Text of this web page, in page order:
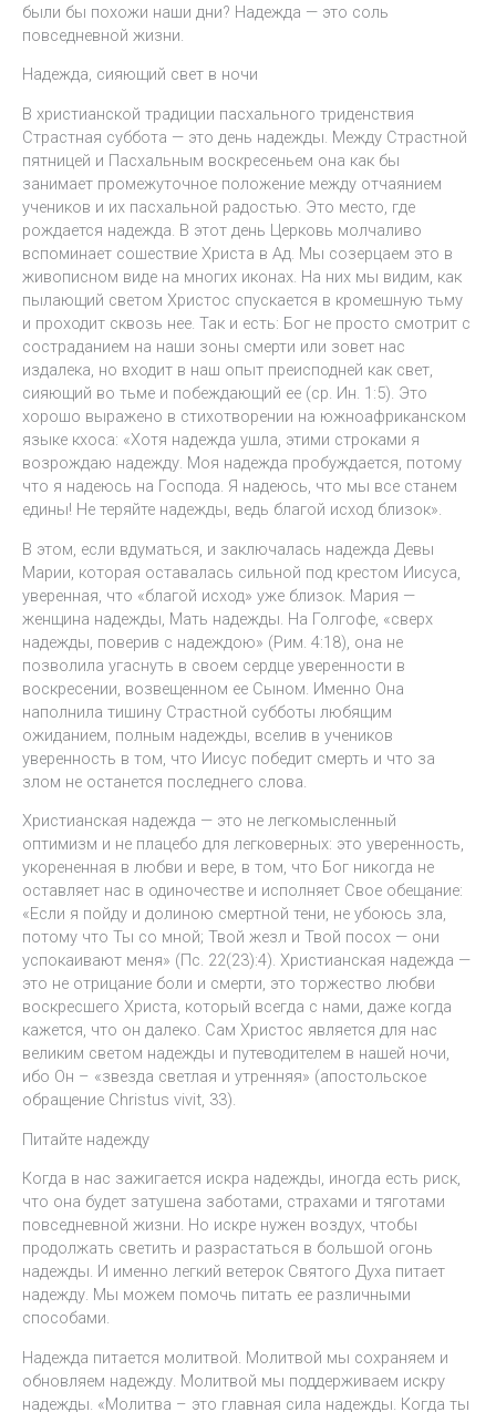
были бы похожи наши дни? Надежда — это соль
повседневной жизни.
Надежда, сияющий свет в ночи
В христианской традиции пасхального триденствия
Страстная суббота — это день надежды. Между Страстной
пятницей и Пасхальным воскресеньем она как бы
занимает промежуточное положение между отчаянием
учеников и их пасхальной радостью. Это место, где
рождается надежда. В этот день Церковь молчаливо
вспоминает сошествие Христа в Ад. Мы созерцаем это в
живописном виде на многих иконах. На них мы видим, как
пылающий светом Христос спускается в кромешную тьму
и проходит сквозь нее. Так и есть: Бог не просто смотрит с
состраданием на наши зоны смерти или зовет нас
издалека, но входит в наш опыт преисподней как свет,
сияющий во тьме и побеждающий ее (ср. Ин. 1:5). Это
хорошо выражено в стихотворении на южноафриканском
языке кхоса: «Хотя надежда ушла, этими строками я
возрождаю надежду. Моя надежда пробуждается, потому
что я надеюсь на Господа. Я надеюсь, что мы все станем
едины! Не теряйте надежды, ведь благой исход близок».
В этом, если вдуматься, и заключалась надежда Девы
Марии, которая оставалась сильной под крестом Иисуса,
уверенная, что «благой исход» уже близок. Мария —
женщина надежды, Мать надежды. На Голгофе, «сверх
надежды, поверив с надеждою» (Рим. 4:18), она не
позволила угаснуть в своем сердце уверенности в
воскресении, возвещенном ее Сыном. Именно Она
наполнила тишину Страстной субботы любящим
ожиданием, полным надежды, вселив в учеников
уверенность в том, что Иисус победит смерть и что за
злом не останется последнего слова.
Христианская надежда — это не легкомысленный
оптимизм и не плацебо для легковерных: это уверенность,
укорененная в любви и вере, в том, что Бог никогда не
оставляет нас в одиночестве и исполняет Свое обещание:
«Если я пойду и долиною смертной тени, не убоюсь зла,
потому что Ты со мной; Твой жезл и Твой посох — они
успокаивают меня» (Пс. 22(23):4). Христианская надежда —
это не отрицание боли и смерти, это торжество любви
воскресшего Христа, который всегда с нами, даже когда
кажется, что он далеко. Сам Христос является для нас
великим светом надежды и путеводителем в нашей ночи,
ибо Он – «звезда светлая и утренняя» (апостольское
обращение Christus vivit, 33).
Питайте надежду
Когда в нас зажигается искра надежды, иногда есть риск,
что она будет затушена заботами, страхами и тяготами
повседневной жизни. Но искре нужен воздух, чтобы
продолжать светить и разрастаться в большой огонь
надежды. И именно легкий ветерок Святого Духа питает
надежду. Мы можем помочь питать ее различными
способами.
Надежда питается молитвой. Молитвой мы сохраняем и
обновляем надежду. Молитвой мы поддерживаем искру
надежды. «Молитва – это главная сила надежды. Когда ты